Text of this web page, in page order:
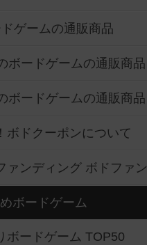
ゲームの通販商品
ボードゲームの通販商品
ボードゲームの通販商品
ボドクーポンについて
ァンディング ボドファン
ボードゲーム
ボードゲーム TOP50